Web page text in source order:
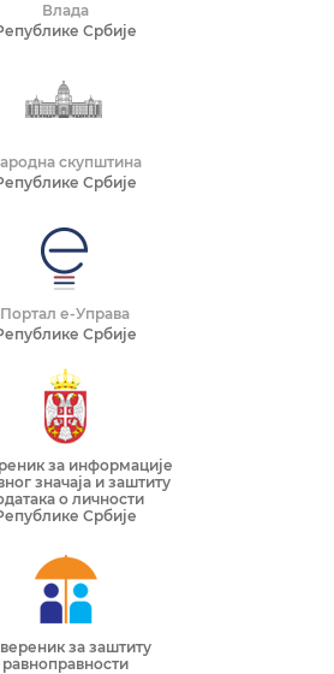
Влада
Србије
скупштина
Србије
Портал е-Управа
Србије
за информације
значаја и заштиту
о личности
Србије
за заштиту
равноправности